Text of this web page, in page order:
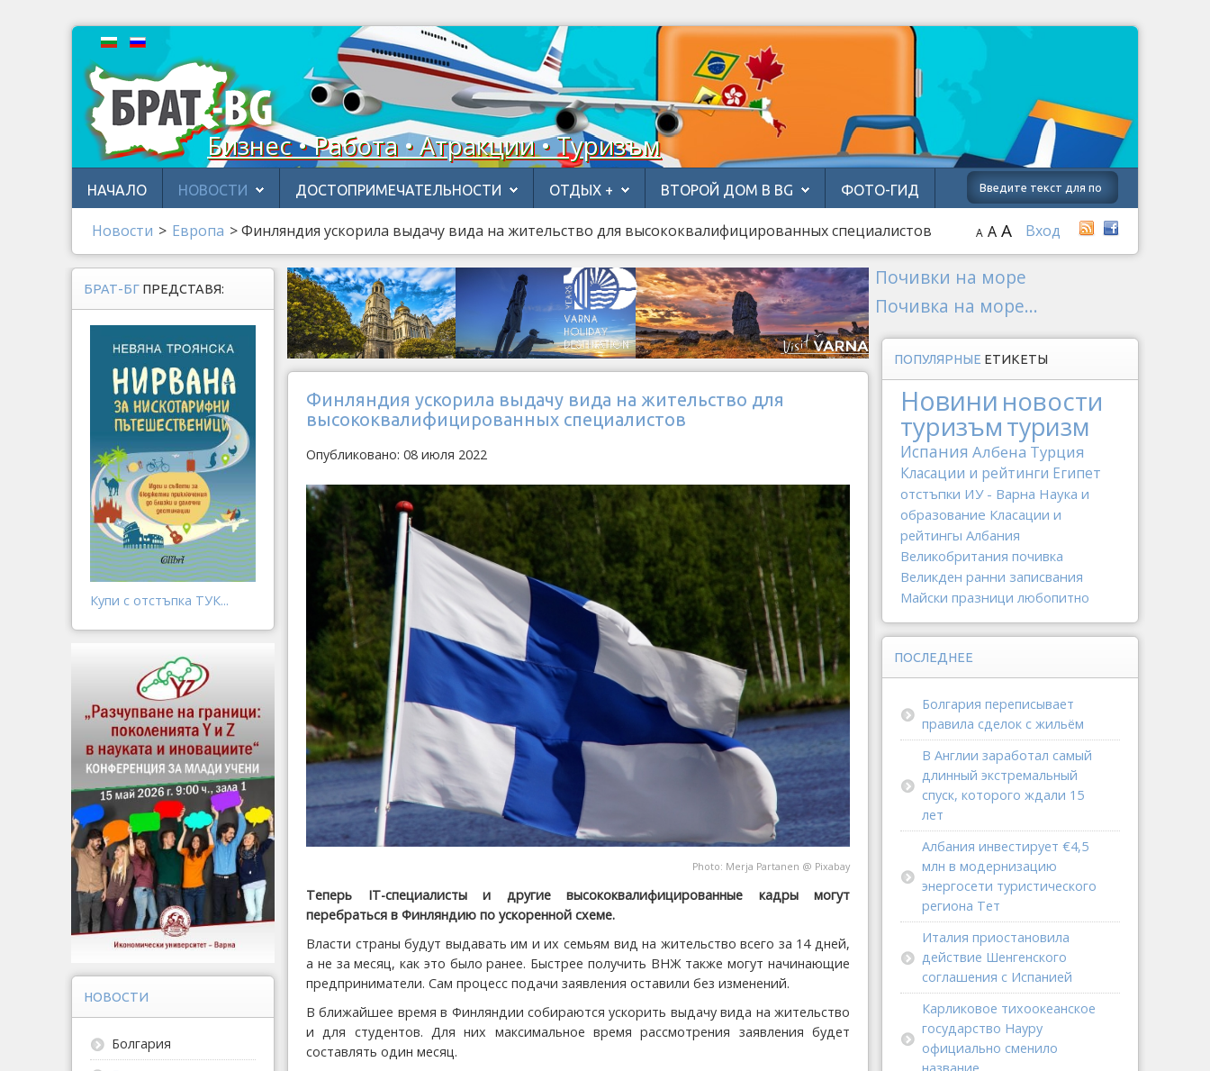
Бизнес • Работа • Атракции • Туризъм
НАЧАЛО НОВОСТИ ДОСТОПРИМЕЧАТЕЛЬНОСТИ ОТДЫХ + ВТОРОЙ ДОМ В BG ФОТО-ГИД
Новости > Европа >Финляндия ускорила выдачу вида на жительство для высококвалифицированных специалистов Вход
A A A
Финляндия ускорила выдачу вида на жительство для
высококвалифицированных специалистов
Опубликовано: 08 июля 2022
Photo: Merja Partanen @ Pixabay
Теперь IT-специалисты и другие высококвалифицированные кадры могут
перебраться в Финляндию по ускоренной схеме.
Власти страны будут выдавать им и их семьям вид на жительство всего за 14 дней,
а не за месяц, как это было ранее. Быстрее получить ВНЖ также могут начинающие
предприниматели. Сам процесс подачи заявления оставили без изменений.
В ближайшее время в Финляндии собираются ускорить выдачу вида на жительство
и для студентов. Для них максимальное время рассмотрения заявления будет
составлять один месяц.
БРАТ-БГ ПРЕДСТАВЯ:
Купи с отстъпка ТУК...
НОВОСТИ
Болгария
Почивки на море
Почивка на море...
ПОПУЛЯРНЫЕ ЕТИКЕТЫ
Новини новости
туризъмтуризм
Испания Албена Турция
Класации и рейтинги Египет
отстъпки ИУ - Варна Наука и
образование Класации и
рейтингы Албания
Великобритания почивка
Великден ранни записвания
Майски празници любопитно
ПОСЛЕДНЕЕ
Болгария переписывает
правила сделок с жильём
В Англии заработал самый
длинный экстремальный
спуск, которого ждали 15
лет
Албания инвестирует €4,5
млн в модернизацию
энергосети туристического
региона Тет
Италия приостановила
действие Шенгенского
соглашения с Испанией
Карликовое тихоокеанское
государство Науру
официально сменило